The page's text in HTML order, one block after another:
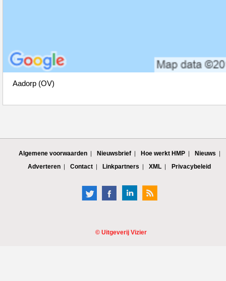
Aadorp (OV)
Algemene voorwaarden Nieuwsbrief Hoe werkt HMP
Nieuws
Adverteren
Contact Linkpartners XML Privacybeleid
© Uitgeverij Vizier